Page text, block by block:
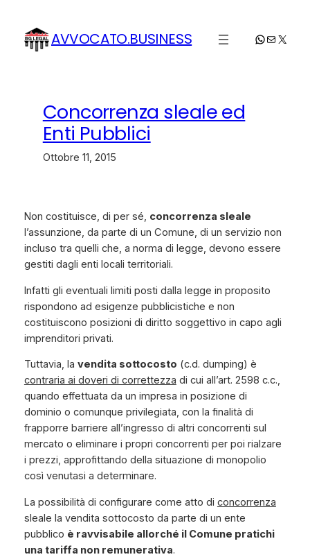
contenutoAVVOCATO.BUSINESS WhatsApp
Email
X
Concorrenza sleale ed
Enti Pubblici
Ottobre 11, 2015
Non costituisce, di per sé, concorrenza sleale
l’assunzione, da parte di un Comune, di un servizio non
incluso tra quelli che, a norma di legge, devono essere
gestiti dagli enti locali territoriali.
Infatti gli eventuali limiti posti dalla legge in proposito
rispondono ad esigenze pubblicistiche e non
costituiscono posizioni di diritto soggettivo in capo agli
imprenditori privati.
Tuttavia, la vendita sottocosto (c.d. dumping) è
contraria ai doveri di correttezza di cui all’art. 2598 c.c.,
quando effettuata da un impresa in posizione di
dominio o comunque privilegiata, con la finalità di
frapporre barriere all’ingresso di altri concorrenti sul
mercato o eliminare i propri concorrenti per poi rialzare
i prezzi, approfittando della situazione di monopolio
così venutasi a determinare.
La possibilità di configurare come atto di concorrenza
sleale la vendita sottocosto da parte di un ente
pubblico è ravvisabile allorché il Comune pratichi
una tariffa non remunerativa.